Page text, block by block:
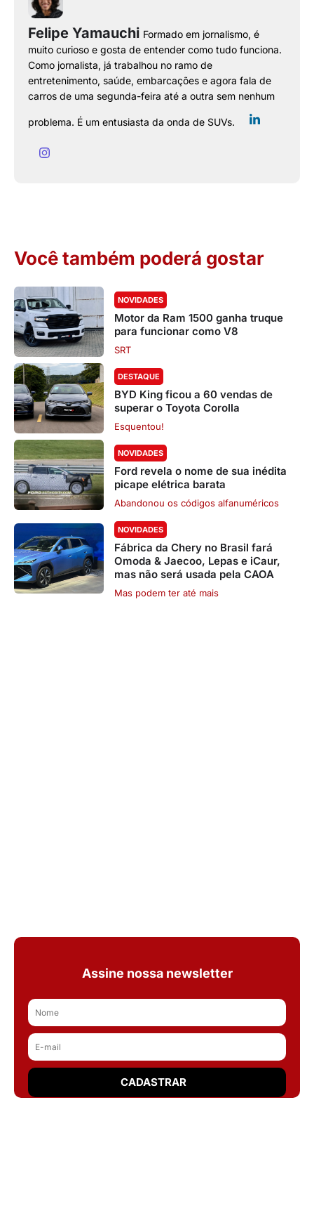
Felipe Yamauchi Formado em jornalismo, é
muito curioso e gosta de entender como tudo funciona.
Como jornalista, já trabalhou no ramo de
entretenimento, saúde, embarcações e agora fala de
carros de uma segunda-feira até a outra sem nenhum
problema. É um entusiasta da onda de SUVs.
Você também poderá gostar
NOVIDADES
Motor da Ram 1500 ganha truque
para funcionar como V8
SRT
DESTAQUE
BYD King ficou a 60 vendas de
superar o Toyota Corolla
Esquentou!
NOVIDADES
Ford revela o nome de sua inédita
picape elétrica barata
Abandonou os códigos alfanuméricos
NOVIDADES
Fábrica da Chery no Brasil fará
Omoda & Jaecoo, Lepas e iCaur,
mas não será usada pela CAOA
Mas podem ter até mais
Assine nossa newsletter